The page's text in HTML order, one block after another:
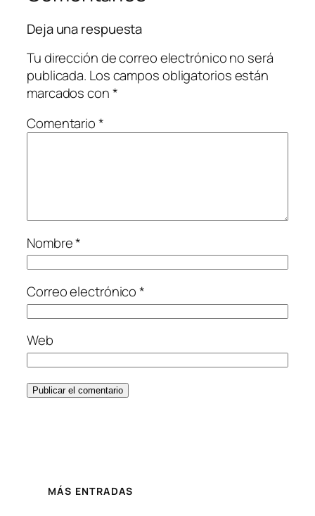
Deja una respuesta
Tu dirección de correo electrónico no será
publicada. Los campos obligatorios están
marcados con*
Comentario*
Nombre*
Correo electrónico*
Web
MÁS ENTRADAS